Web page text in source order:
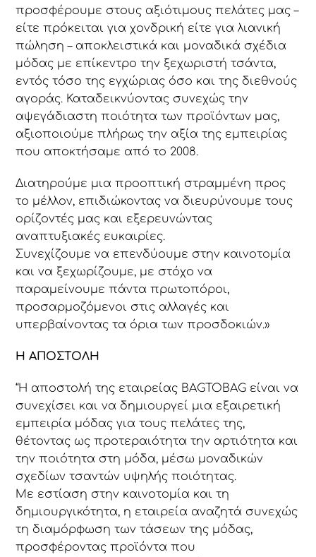
προσφέρουμε στους αξιότιμους πελάτες μας –
είτε πρόκειται για χονδρική είτε για λιανική
πώληση – αποκλειστικά και μοναδικά σχέδια
μόδας με επίκεντρο την ξεχωριστή τσάντα,
εντός τόσο της εγχώριας όσο και της διεθνούς
αγοράς. Καταδεικνύοντας συνεχώς την
αψεγάδιαστη ποιότητα των προϊόντων μας,
αξιοποιούμε πλήρως την αξία της εμπειρίας
που αποκτήσαμε από το 2008.
Διατηρούμε μια προοπτική στραμμένη προς
το μέλλον, επιδιώκοντας να διευρύνουμε τους
ορίζοντές μας και εξερευνώντας
αναπτυξιακές ευκαιρίες.
Συνεχίζουμε να επενδύουμε στην καινοτομία
και να ξεχωρίζουμε, με στόχο να
παραμείνουμε πάντα πρωτοπόροι,
προσαρμοζόμενοι στις αλλαγές και
υπερβαίνοντας τα όρια των προσδοκιών.»
Η ΑΠΟΣΤΟΛΗ
“Η αποστολή της εταιρείας BAGTOBAG είναι να
συνεχίσει και να δημιουργεί μια εξαιρετική
εμπειρία μόδας για τους πελάτες της,
θέτοντας ως προτεραιότητα την αρτιότητα και
την ποιότητα στη μόδα, μέσω μοναδικών
σχεδίων τσαντών υψηλής ποιότητας.
Με εστίαση στην καινοτομία και τη
δημιουργικότητα, η εταιρεία αναζητά συνεχώς
τη διαμόρφωση των τάσεων της μόδας,
προσφέροντας προϊόντα που